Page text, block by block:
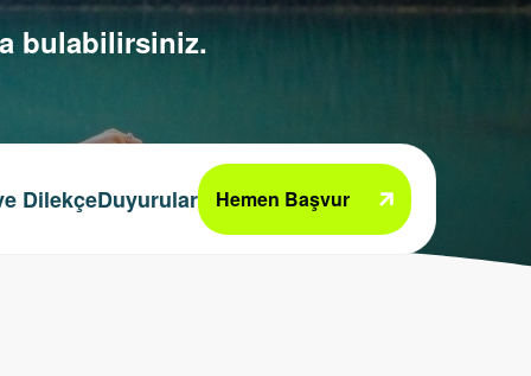
bulabilirsiniz.
DilekçeDuyurular Hemen Başvur